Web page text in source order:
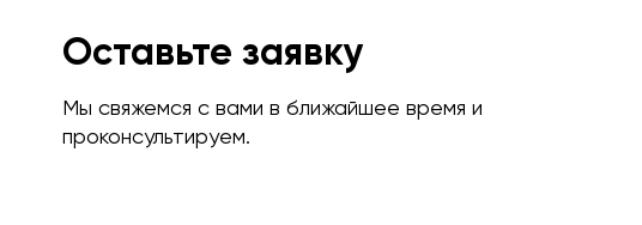
Оставьте заявку
Мы свяжемся с вами в ближайшее время и
проконсультируем.